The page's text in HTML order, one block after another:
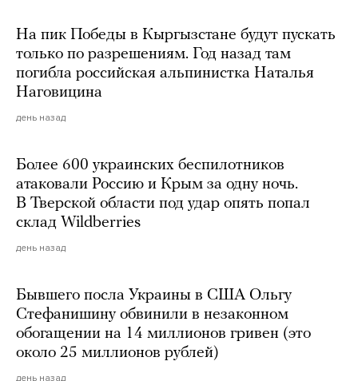
На пик Победы в Кыргызстане будут пускать
только по разрешениям. Год назад там
погибла российская альпинистка Наталья
Наговицина
день назад
Более 600 украинских беспилотников
атаковали Россию и Крым за одну ночь.
В Тверской области под удар опять попал
склад Wildberries
день назад
Бывшего посла Украины в США Ольгу
Стефанишину обвинили в незаконном
обогащении на 14 миллионов гривен (это
около 25 миллионов рублей)
день назад